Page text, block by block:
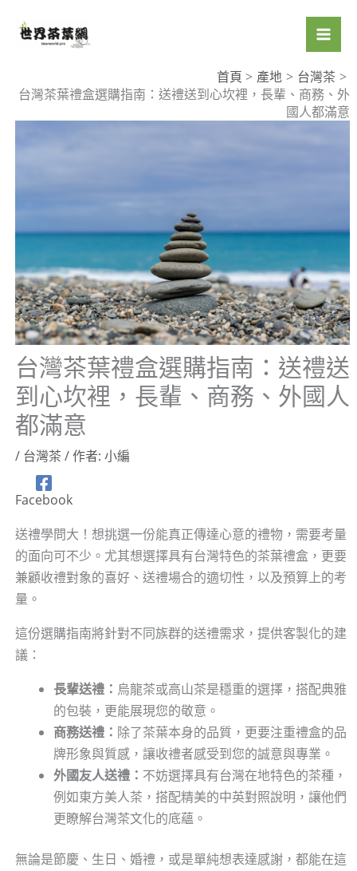
首頁 產地
台灣茶
台灣茶葉禮盒選購指南：送禮送到心坎裡，長輩、商務、外
國人都滿意
台灣茶葉禮盒選購指南：送禮送
到心坎裡，長輩、商務、外國人
都滿意
/ 台灣茶 / 作者: 小編
Facebook
送禮學問大！想挑選一份能真正傳達心意的禮物，需要考量
的面向可不少。尤其想選擇具有台灣特色的茶葉禮盒，更要
兼顧收禮對象的喜好、送禮場合的適切性，以及預算上的考
量。
這份選購指南將針對不同族群的送禮需求，提供客製化的建
議：
長輩送禮： 烏龍茶或高山茶是穩重的選擇，搭配典雅
的包裝，更能展現您的敬意。
商務送禮： 除了茶葉本身的品質，更要注重禮盒的品
牌形象與質感，讓收禮者感受到您的誠意與專業。
外國友人送禮： 不妨選擇具有台灣在地特色的茶種，
例如東方美人茶，搭配精美的中英對照說明，讓他們
更瞭解台灣茶文化的底蘊。
無論是節慶、生日、婚禮，或是單純想表達感謝，都能在這